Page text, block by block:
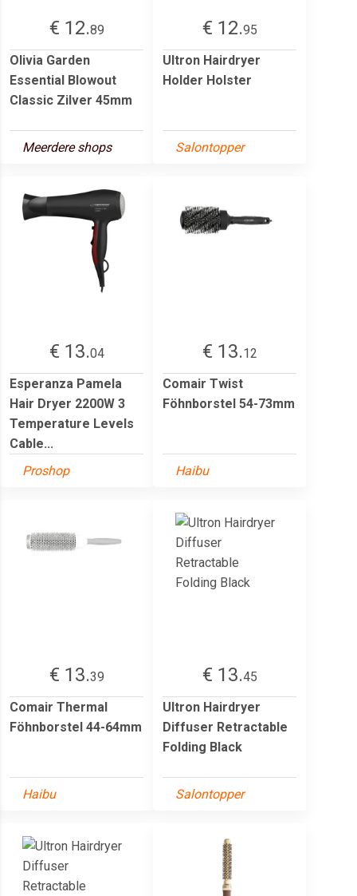
€ 12.89
Olivia Garden
Essential Blowout
Classic Zilver 45mm
Meerdere shops
€ 12.95
Ultron Hairdryer
Holder Holster
Salontopper
€ 13.04
Esperanza Pamela
Hair Dryer 2200W 3
Temperature Levels
Cable...
Proshop
€ 13.12
Comair Twist
Föhnborstel 54-73mm
Haibu
€ 13.39
Comair Thermal
Föhnborstel 44-64mm
Haibu
€ 13.45
Ultron Hairdryer
Diffuser Retractable
Folding Black
Salontopper